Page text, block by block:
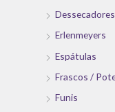
Dessecadores
Erlenmeyers
Espátulas
Frascos /
Funis